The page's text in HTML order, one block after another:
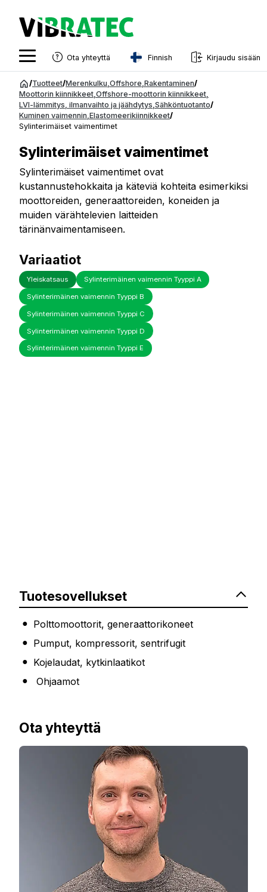
Siirry
sisältöön
Ota yhteyttä Finnish
English
Swedish
Norwegian
French
Finnish
Danish
Kirjaudu sisään
/Tuotteet/Merenkulku Offshore Rakentaminen/
Moottorin kiinnikkeet Offshore-moottorin kiinnikkeet
LVI-lämmitys, ilmanvaihto ja jäähdytys Sähköntuotanto/
Kuminen vaimennin Elastomeerikiinnikkeet/
Sylinterimäiset vaimentimet
Sylinterimäiset vaimentimet
Sylinterimäiset vaimentimet ovat
kustannustehokkaita ja käteviä kohteita esimerkiksi
moottoreiden, generaattoreiden, koneiden ja
muiden värähtelevien laitteiden
tärinänvaimentamiseen.
Variaatiot
Yleiskatsaus Sylinterimäinen vaimennin Tyyppi A
Sylinterimäinen vaimennin Tyyppi B
Sylinterimäinen vaimennin Tyyppi C
Sylinterimäinen vaimennin Tyyppi D
Sylinterimäinen vaimennin Tyyppi E
Tuotesovellukset
Polttomoottorit, generaattorikoneet
Pumput, kompressorit, sentrifugit
Kojelaudat, kytkinlaatikot
Ohjaamot
Ota yhteyttä